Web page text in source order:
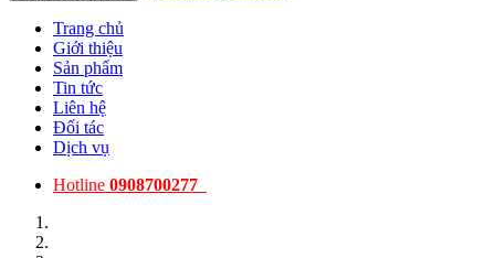
Trang chủ
Giới thiệu
Sản phẩm
Tin tức
Liên hệ
Đối tác
Dịch vụ
Hotline 0908700277